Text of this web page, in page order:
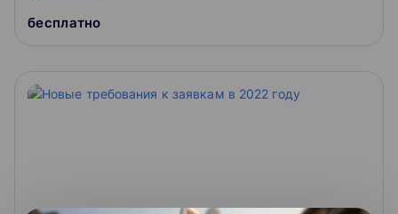
бесплатно